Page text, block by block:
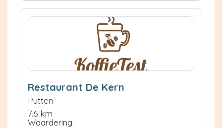
Restaurant De Kern
Putten
7.6 km
Waardering: